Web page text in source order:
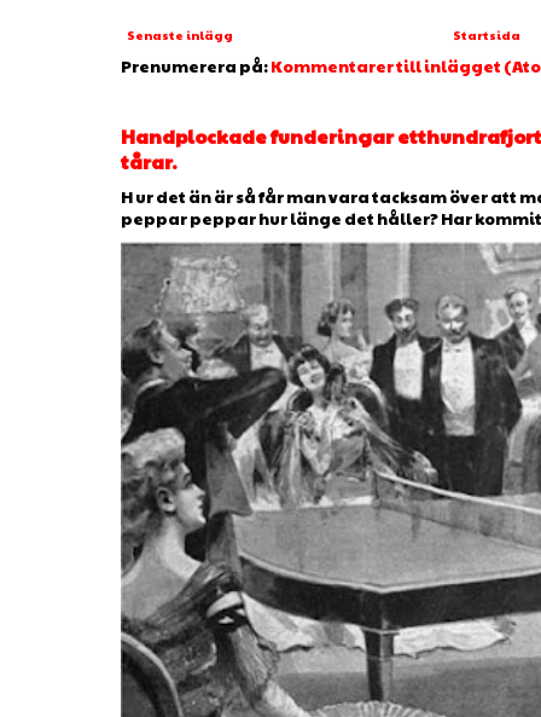
Senaste inlägg Startsida
Prenumerera på:Kommentarer till inlägget
Handplockade funderingar
tårar.
H ur det än är så får man vara tacksam över att
peppar peppar hur länge det håller? Har